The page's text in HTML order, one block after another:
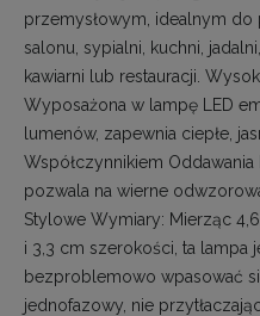
przemysłowym, idealnym
salonu, sypialni, kuchni,
kawiarni lub restauracji.
Wyposażona w lampę LED
lumenów, zapewnia ciepłe,
Współczynnikiem
pozwala na wierne
Stylowe Wymiary: Mierząc
i 3,3 cm szerokości, ta lampa
bezproblemowo wpasować
jednofazowy, nie